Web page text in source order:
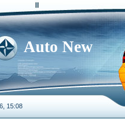
Auto New
15:08